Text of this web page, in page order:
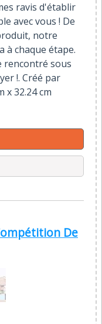
ravis d'établir
avec vous ! De
notre
à chaque étape.
sous
!. Créé par
x 32.24 cm
De